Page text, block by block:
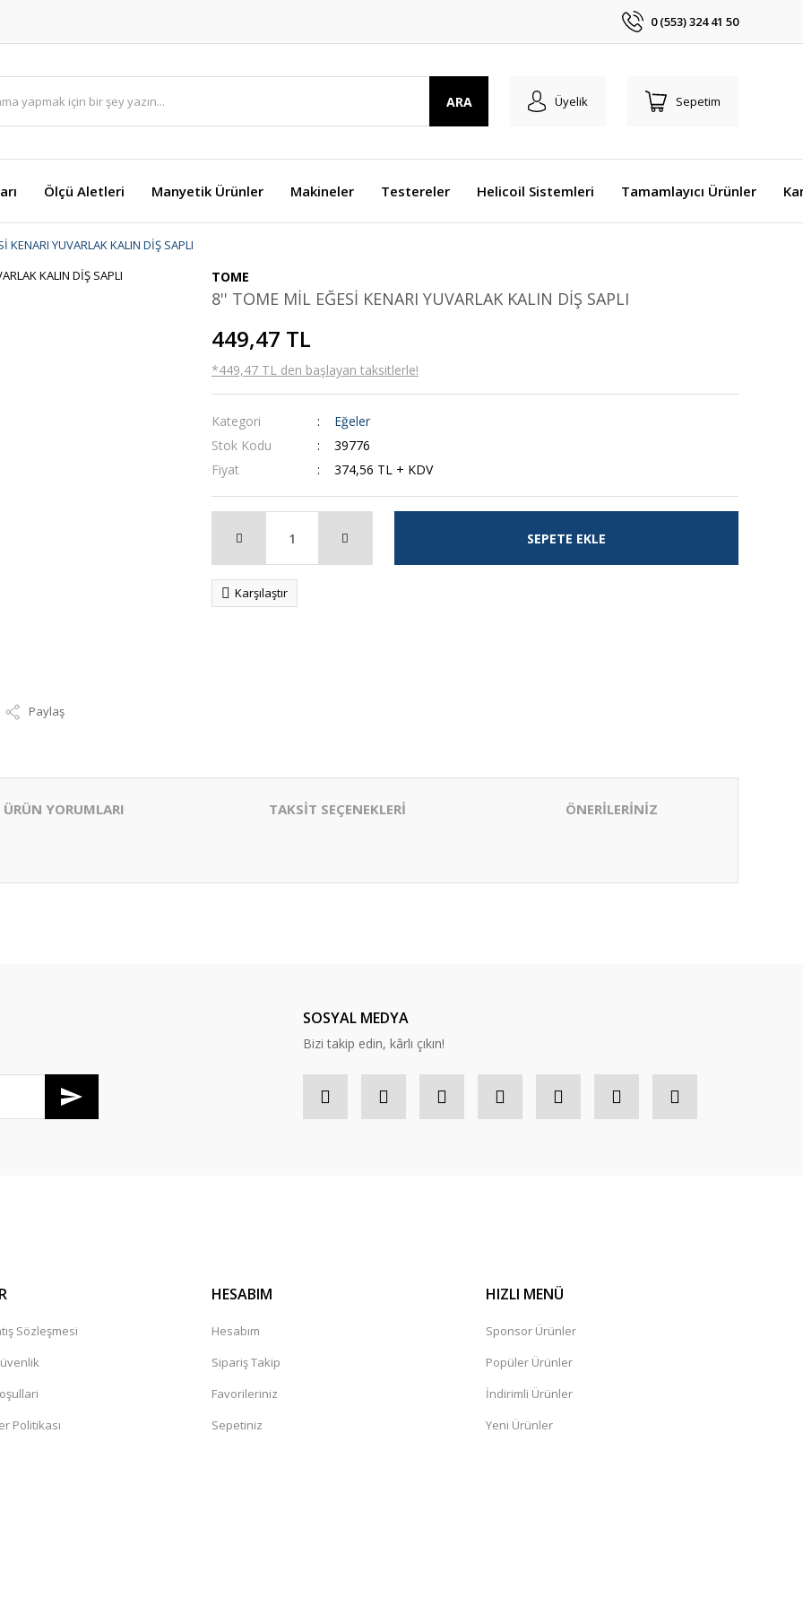
0 (553) 324 41 50
ARA Üyelik Sepetim
Ölçü Aletleri Manyetik Ürünler Makineler Testereler Helicoil Sistemleri Tamamlayıcı Ürünler
KENARI YUVARLAK KALIN DİŞ SAPLI
Paylaş
TOME
8'' TOME MİL EĞESİ KENARI YUVARLAK KALIN DİŞ SAPLI
449,47 TL
*449,47 TL den başlayan taksitlerle!
Kategori
Eğeler
Stok Kodu
39776
Fiyat
374,56 TL + KDV
SEPETE EKLE
Karşılaştır
ÜRÜN YORUMLARI TAKSİT SEÇENEKLERİ ÖNERİLERİNİZ
SOSYAL MEDYA
Bizi takip edin, kârlı çıkın!
Sözleşmesi
Politikası
HESABIM
Hesabım
Sipariş Takip
Favorileriniz
Sepetiniz
HIZLI MENÜ
Sponsor Ürünler
Popüler Ürünler
İndirimli Ürünler
Yeni Ürünler